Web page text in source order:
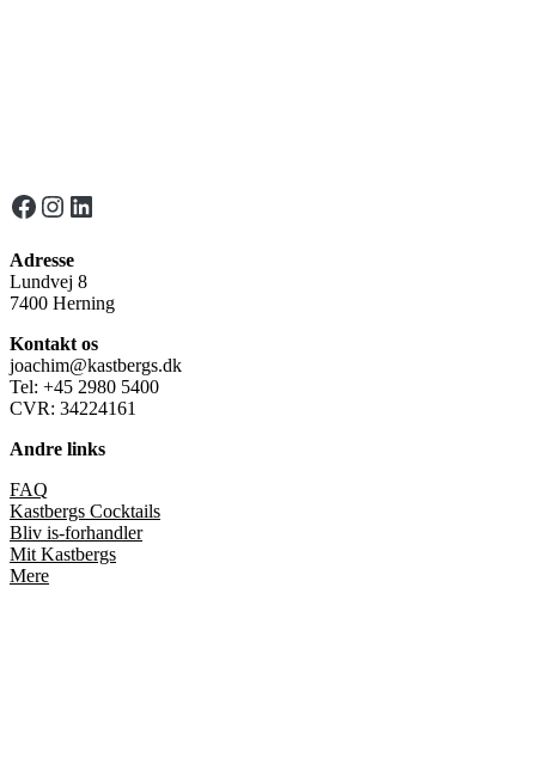
Facebook
Instagram
LinkedIn
Adresse
Lundvej 8
7400 Herning
Kontakt os
joachim@kastbergs.dk
Tel: +45 2980 5400
CVR: 34224161
Andre links
FAQ
Kastbergs Cocktails
Bliv is-forhandler
Mit Kastbergs
Mere